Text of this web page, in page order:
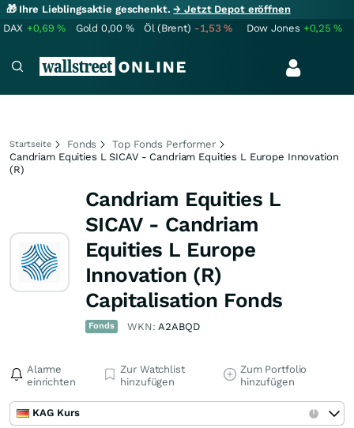
🎁 Ihre Lieblingsaktie geschenkt.→ Jetzt Depot eröffnen
DAX +0,69% Gold 0,00 % Öl (Brent) -1,53% Dow Jones +0,25%
Startseite Fonds
Top Fonds Performer
Candriam Equities L SICAV - Candriam Equities L Europe Innovation
(R)
Candriam Equities L
SICAV - Candriam
Equities L Europe
Innovation (R)
Capitalisation Fonds
Fonds WKN:A2ABQD
Alarme
einrichten
Zur Watchlist
hinzufügen
Zum Portfolio
hinzufügen
KAG Kurs